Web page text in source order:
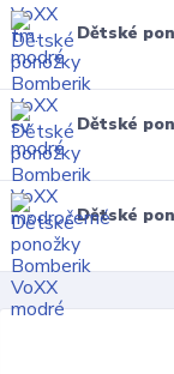
Dětské
Dětské
Dětské